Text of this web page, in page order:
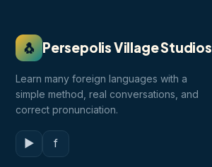
🐧 Persepolis Village Studios
Learn many foreign languages with a
simple method, real conversations, and
correct pronunciation.
▶ f